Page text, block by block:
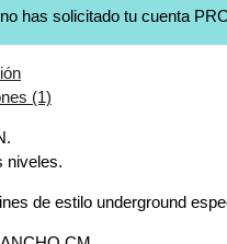
has solicitado tu cuenta
(1)
niveles.
de estilo underground